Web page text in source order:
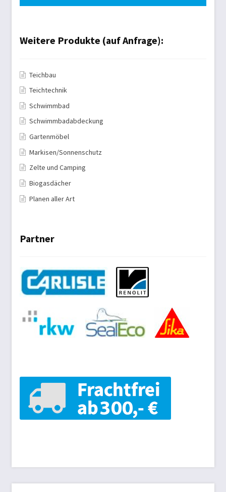
Weitere Produkte (auf Anfrage):
Teichbau
Teichtechnik
Schwimmbad
Schwimmbadabdeckung
Gartenmöbel
Markisen/Sonnenschutz
Zelte und Camping
Biogasdächer
Planen aller Art
Partner